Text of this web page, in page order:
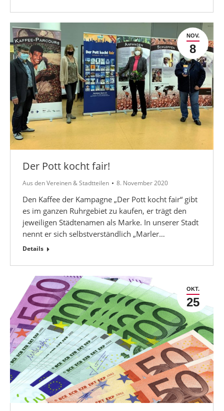
NOV.
8
Der Pott kocht fair!
Aus den Vereinen & Stadtteilen 8. November 2020
Den Kaffee der Kampagne „Der Pott kocht fair“ gibt
es im ganzen Ruhrgebiet zu kaufen, er trägt den
jeweiligen Städtenamen als Marke. In unserer Stadt
nennt er sich selbstverständlich „Marler…
Details
OKT.
25